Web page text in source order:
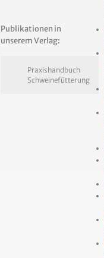
Publikationen in
unserem Verlag:
Praxishandbuch
Schweinefütterung